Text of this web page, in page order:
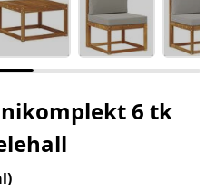
6 tk